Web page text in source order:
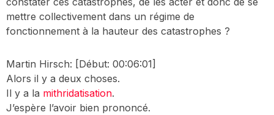
mettre collectivement dans un régime de
fonctionnement à la hauteur des catastrophes ?
Martin Hirsch: [Début: 00:06:01]
Alors il y a deux choses.
Il y a la mithridatisation.
J’espère l’avoir bien prononcé.